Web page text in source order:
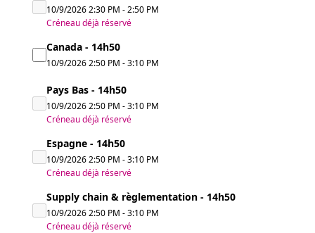
10/9/20262:30 PM -2:50 PM
Créneau déjà réservé
Canada - 14h50
10/9/20262:50 PM -3:10 PM
Pays Bas - 14h50
10/9/20262:50 PM -3:10 PM
Créneau déjà réservé
Espagne - 14h50
10/9/20262:50 PM -3:10 PM
Créneau déjà réservé
Supply chain & règlementation - 14h50
10/9/20262:50 PM -3:10 PM
Créneau déjà réservé